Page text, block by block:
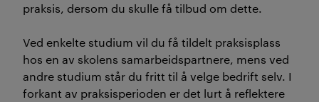
praksis, dersom du skulle få tilbud om dette.
Ved enkelte studium vil du få tildelt praksisplass
hos en av skolens samarbeidspartnere, mens ved
andre studium står du fritt til å velge bedrift selv. I
forkant av praksisperioden er det lurt å reflektere